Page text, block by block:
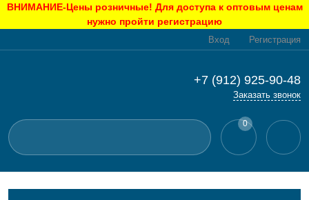
ВНИМАНИЕ-Цены розничные! Для доступа к оптовым ценам
нужно пройти регистрацию
Вход Регистрация
+7 (912) 925-90-48
Заказать звонок
0